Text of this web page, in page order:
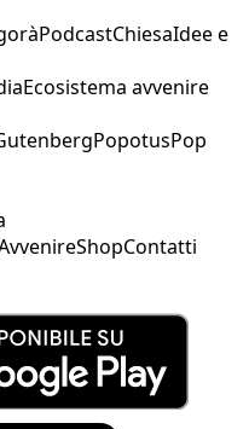
PodcastChiesaIdee e
Ecosistema avvenire
PopotusPop
ShopContatti